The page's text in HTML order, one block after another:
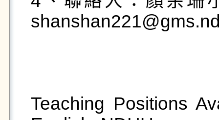
Teaching Positions